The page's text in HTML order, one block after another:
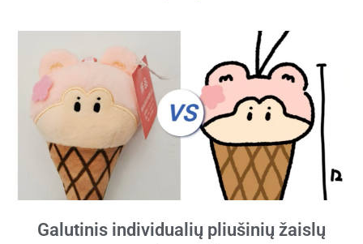
Galutinis individualių pliušinių žaislų